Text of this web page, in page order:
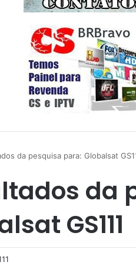
da pesquisa para: Globalsat
da
GS111